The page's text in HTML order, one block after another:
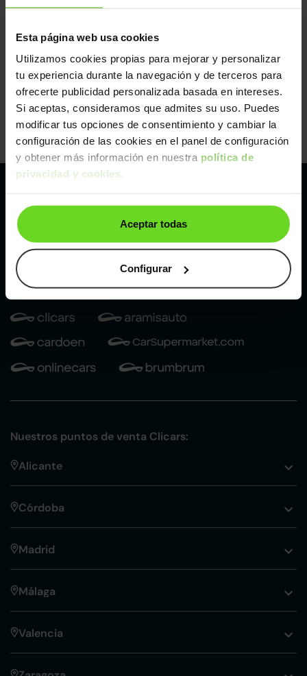
Esta página web usa cookies
Utilizamos cookies propias para mejorar y personalizar
tu experiencia durante la navegación y de terceros para
ofrecerte publicidad personalizada basada en intereses.
Si aceptas, consideramos que admites su uso. Puedes
modificar tus opciones de consentimiento y cambiar la
configuración de las cookies en el panel de configuración
y obtener más información en nuestra política de
privacidad y cookies.
Aceptar todas
Configurar
Pertenecemos al líder europeo de
compraventa de coches online
Con sede en: España, Francia, Bélgica, Reino Unido, Austria
e Italia.
¡Vendemos 1 coche por minuto!
Nuestros puntos de venta Clicars:
Alicante
Córdoba
Madrid
Málaga
Valencia